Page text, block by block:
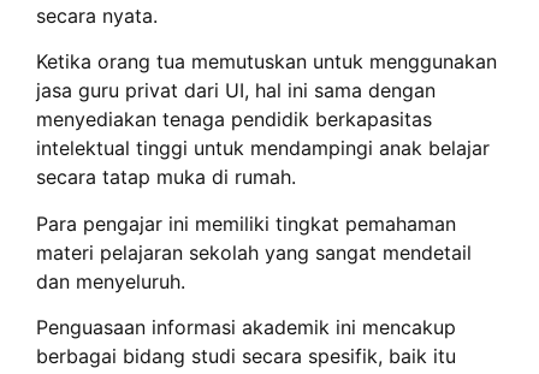
secara nyata.
Ketika orang tua memutuskan untuk menggunakan
jasa guru privat dari UI, hal ini sama dengan
menyediakan tenaga pendidik berkapasitas
intelektual tinggi untuk mendampingi anak belajar
secara tatap muka di rumah.
Para pengajar ini memiliki tingkat pemahaman
materi pelajaran sekolah yang sangat mendetail
dan menyeluruh.
Penguasaan informasi akademik ini mencakup
berbagai bidang studi secara spesifik, baik itu